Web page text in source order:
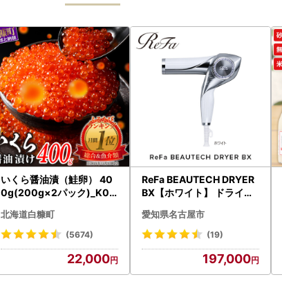
いくら醤油漬（鮭卵） 40
0g(200g×2パック)_K02
北海道白糠町
(5674)
22,000
ReFa BEAUTECH DRYER
BX【ホワイト】 ドライヤ
ファ
愛知県名古屋市
(19)
197,000